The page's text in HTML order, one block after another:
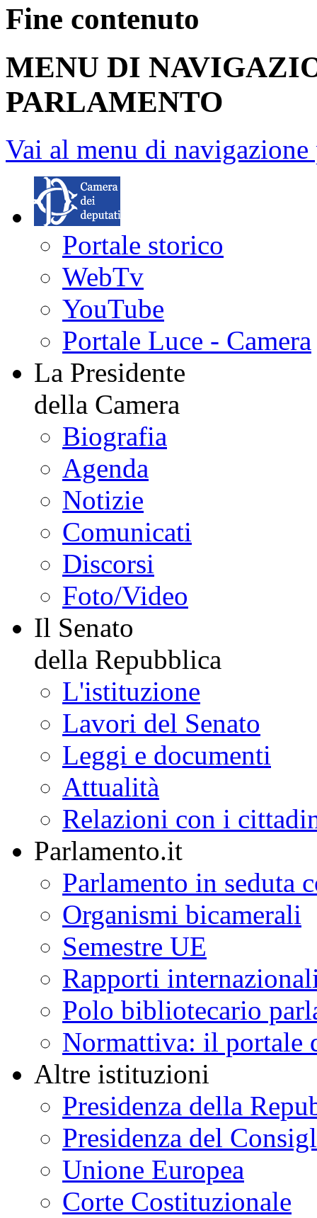
Fine contenuto
MENU DI
PARLAMENTO
Vai al menu di
Portale storico
WebTv
YouTube
Portale Luce - Camera
La Presidente
della Camera
Biografia
Agenda
Notizie
Comunicati
Discorsi
Foto/Video
Il Senato
della Repubblica
L'istituzione
Lavori del Senato
Leggi e documenti
Attualità
Relazioni con i
Parlamento.it
Parlamento in seduta
Organismi bicamerali
Semestre UE
Rapporti
Polo bibliotecario
Normattiva: il portale
Altre istituzioni
Presidenza della
Presidenza del
Unione Europea
Corte Costituzionale